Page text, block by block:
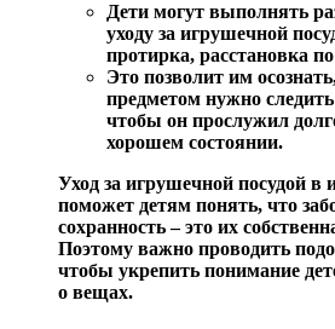
Дети могут выполнять
уходу за игрушечной
протирка, расстановка
Это позволит им
предметом нужно
чтобы он прослужил
хорошем состоянии.
Уход за игрушечной посудой в
поможет детям понять, что
сохранность– это их
Поэтому важно проводить
чтобы укрепить понимание
о вещах.